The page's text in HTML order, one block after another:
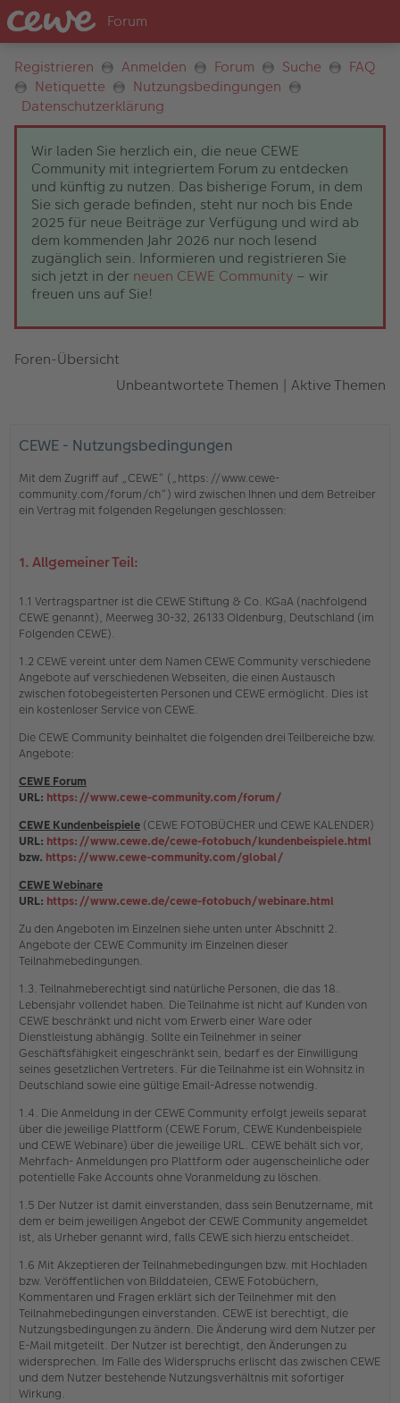
Registrieren Anmelden Forum Suche
FAQ
Netiquette
Nutzungsbedingungen
Datenschutzerklärung
Wir laden Sie herzlich ein, die neue CEWE
Community mit integriertem Forum zu entdecken
und künftig zu nutzen. Das bisherige Forum, in dem
Sie sich gerade befinden, steht nur noch bis Ende
2025 für neue Beiträge zur Verfügung und wird ab
dem kommenden Jahr 2026 nur noch lesend
zugänglich sein. Informieren und registrieren Sie
sich jetzt in der neuen CEWE Community – wir
freuen uns auf Sie!
Foren-Übersicht
Unbeantwortete Themen | Aktive Themen
CEWE - Nutzungsbedingungen
Mit dem Zugriff auf „CEWE“ („https://www.cewe-
community.com/forum/ch“) wird zwischen Ihnen und dem Betreiber
ein Vertrag mit folgenden Regelungen geschlossen:
1. Allgemeiner Teil:
1.1 Vertragspartner ist die CEWE Stiftung & Co. KGaA (nachfolgend
CEWE genannt), Meerweg 30-32, 26133 Oldenburg, Deutschland (im
Folgenden CEWE).
1.2 CEWE vereint unter dem Namen CEWE Community verschiedene
Angebote auf verschiedenen Webseiten, die einen Austausch
zwischen fotobegeisterten Personen und CEWE ermöglicht. Dies ist
ein kostenloser Service von CEWE.
Die CEWE Community beinhaltet die folgenden drei Teilbereiche bzw.
Angebote:
CEWE Forum
URL: https://www.cewe-community.com/forum/
CEWE Kundenbeispiele (CEWE FOTOBÜCHER und CEWE KALENDER)
URL: https://www.cewe.de/cewe-fotobuch/kundenbeispiele.html
bzw. https://www.cewe-community.com/global/
CEWE Webinare
URL: https://www.cewe.de/cewe-fotobuch/webinare.html
Zu den Angeboten im Einzelnen siehe unten unter Abschnitt 2.
Angebote der CEWE Community im Einzelnen dieser
Teilnahmebedingungen.
1.3. Teilnahmeberechtigt sind natürliche Personen, die das 18.
Lebensjahr vollendet haben. Die Teilnahme ist nicht auf Kunden von
CEWE beschränkt und nicht vom Erwerb einer Ware oder
Dienstleistung abhängig. Sollte ein Teilnehmer in seiner
Geschäftsfähigkeit eingeschränkt sein, bedarf es der Einwilligung
seines gesetzlichen Vertreters. Für die Teilnahme ist ein Wohnsitz in
Deutschland sowie eine gültige Email-Adresse notwendig.
1.4. Die Anmeldung in der CEWE Community erfolgt jeweils separat
über die jeweilige Plattform (CEWE Forum, CEWE Kundenbeispiele
und CEWE Webinare) über die jeweilige URL. CEWE behält sich vor,
Mehrfach- Anmeldungen pro Plattform oder augenscheinliche oder
potentielle Fake Accounts ohne Voranmeldung zu löschen.
1.5 Der Nutzer ist damit einverstanden, dass sein Benutzername, mit
dem er beim jeweiligen Angebot der CEWE Community angemeldet
ist, als Urheber genannt wird, falls CEWE sich hierzu entscheidet.
1.6 Mit Akzeptieren der Teilnahmebedingungen bzw. mit Hochladen
bzw. Veröffentlichen von Bilddateien, CEWE Fotobüchern,
Kommentaren und Fragen erklärt sich der Teilnehmer mit den
Teilnahmebedingungen einverstanden. CEWE ist berechtigt, die
Nutzungsbedingungen zu ändern. Die Änderung wird dem Nutzer per
E-Mail mitgeteilt. Der Nutzer ist berechtigt, den Änderungen zu
widersprechen. Im Falle des Widerspruchs erlischt das zwischen CEWE
und dem Nutzer bestehende Nutzungsverhältnis mit sofortiger
Wirkung.